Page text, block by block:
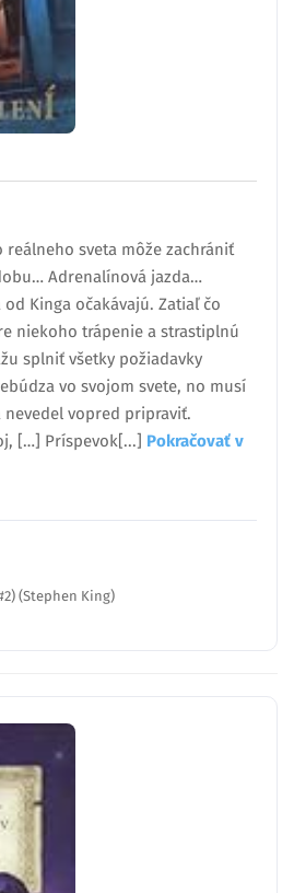
reálneho sveta môže zachrániť
Adrenalínová jazda…
Kinga očakávajú. Zatiaľ čo
niekoho trápenie a strastiplnú
splniť všetky požiadavky
vo svojom svete, no musí
vopred pripraviť.
[…] Príspevok[...] Pokračovať v
(Stephen King)